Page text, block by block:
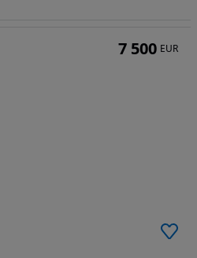
7 500 EUR